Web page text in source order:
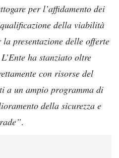
per l’affidamento dei
della viabilità
presentazione delle offerte
ha stanziato oltre
con risorse del
a un ampio programma di
della sicurezza e
.